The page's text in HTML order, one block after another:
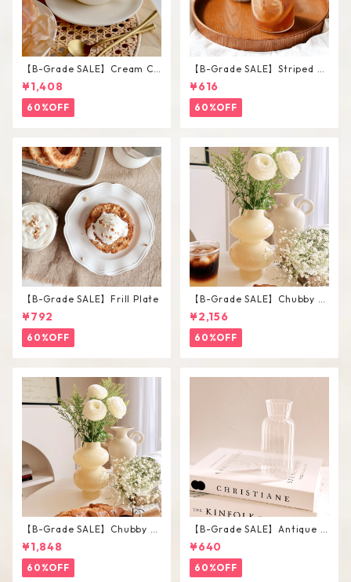
【B-Grade SALE】Cream Co
lor Round Shape Cup Saucer
Set
¥1,408
60%OFF
【B-Grade SALE】Striped Sh
ort Glass / M
¥616
60%OFF
【B-Grade SALE】Frill Plate
¥792
60%OFF
【B-Grade SALE】Chubby V
ase / L
¥2,156
60%OFF
【B-Grade SALE】Chubby V
ase / M
¥1,848
60%OFF
【B-Grade SALE】Antique F
lower Vase #C
¥640
60%OFF